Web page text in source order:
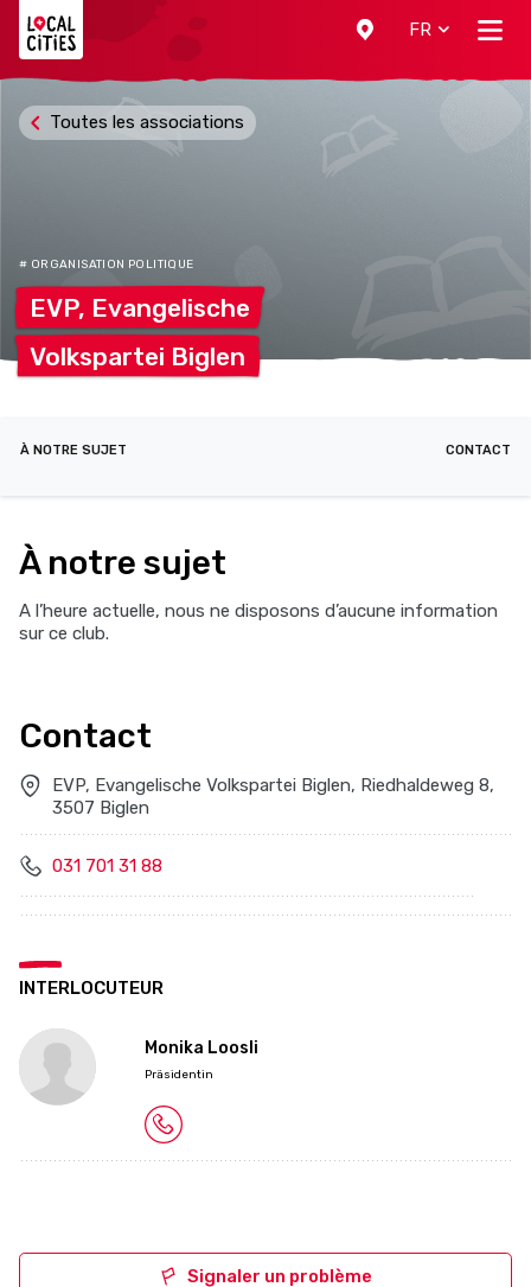
FR
# ORGANISATION POLITIQUE
EVP, Evangelische
Volkspartei Biglen
Toutes les associations
À NOTRE SUJET CONTACT
À notre sujet
A l’heure actuelle, nous ne disposons d’aucune information
sur ce club.
Contact
EVP, Evangelische Volkspartei Biglen, Riedhaldeweg 8,
3507 Biglen
031 701 31 88
INTERLOCUTEUR
Monika Loosli
Präsidentin
Signaler un problème